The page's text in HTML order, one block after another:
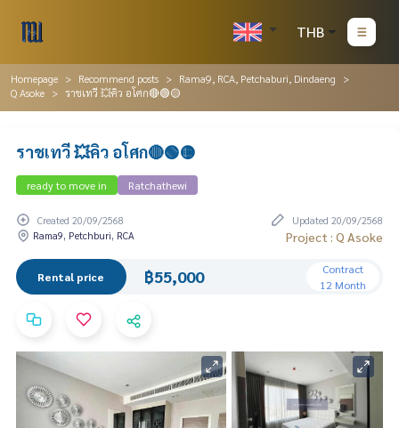
THB
Homepage Recommend posts
Rama9, RCA, Petchaburi, Dindaeng
Q Asoke
ราชเทวี 💥คิว อโศก🔴🟢🟡
ราชเทวี 💥คิว อโศก🔴🟢🟡
ready to move in Ratchathewi
Created 20/09/2568
Updated 20/09/2568
Rama9, Petchburi, RCA
Project : Q Asoke
Rental price ฿55,000
Contract
12 Month